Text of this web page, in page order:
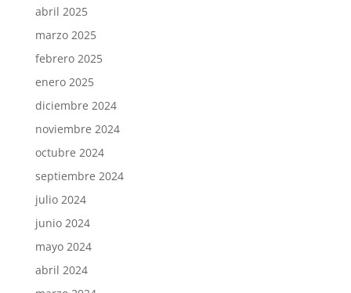
abril 2025
marzo 2025
febrero 2025
enero 2025
diciembre 2024
noviembre 2024
octubre 2024
septiembre 2024
julio 2024
junio 2024
mayo 2024
abril 2024